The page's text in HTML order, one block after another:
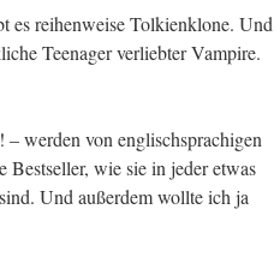
es rei­hen­wei­se Tol­ki­en­klo­ne. Und
Teen­ager ver­lieb­ter Vam­pi­re.
wer­den von eng­lisch­spra­chi­gen
wie sie in jeder etwas
Und außer­dem woll­te ich ja